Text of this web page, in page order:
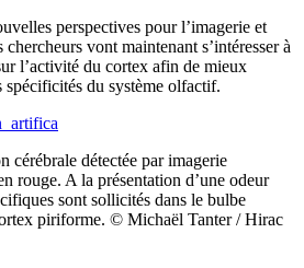
perspectives pour l’imagerie et
vont maintenant s’intéresser à
l’activité du cortex afin de mieux
spécificités du système olfactif.
cérébrale détectée par imagerie
rouge. A la présentation d’une odeur
sont sollicités dans le bulbe
piriforme. © Michaël Tanter / Hirac